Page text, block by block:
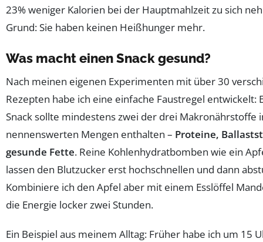
23% weniger Kalorien bei der Hauptmahlzeit zu sich
Grund: Sie haben keinen Heißhunger mehr.
Was macht einen Snack gesund?
Nach meinen eigenen Experimenten mit über 30
Rezepten habe ich eine einfache Faustregel entwickelt:
Snack sollte mindestens zwei der drei Makronährstoffe
nennenswerten Mengen enthalten – Proteine,
gesunde Fette. Reine Kohlenhydratbomben wie ein
lassen den Blutzucker erst hochschnellen und dann
Kombiniere ich den Apfel aber mit einem Esslöffel
die Energie locker zwei Stunden.
Ein Beispiel aus meinem Alltag: Früher habe ich um 15